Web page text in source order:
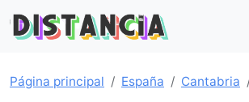
Página principal España Cantabria